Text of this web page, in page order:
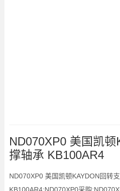
ND070XP0 美国凯顿
撑轴承 KB100AR4
ND070XP0 美国凯顿KAYDON回转